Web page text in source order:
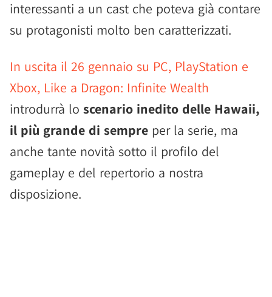
interessanti a un cast che poteva già contare
su protagonisti molto ben caratterizzati.
In uscita il 26 gennaio su PC, PlayStation e
Xbox, Like a Dragon: Infinite Wealth
introdurrà lo scenario inedito delle Hawaii,
il più grande di sempre per la serie, ma
anche tante novità sotto il profilo del
gameplay e del repertorio a nostra
disposizione.